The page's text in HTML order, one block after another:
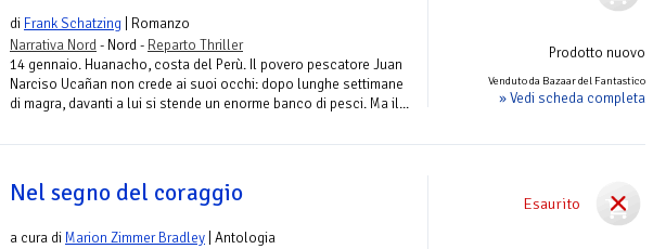
Prodotto nuovo
Venduto da Bazaar del Fantastico
» Vedi scheda completa
di Frank Schatzing | Romanzo
Narrativa Nord- Nord - Reparto Thriller
14 gennaio. Huanacho, costa del Perù. Il povero pescatore Juan
Narciso Ucañan non crede ai suoi occhi: dopo lunghe settimane
di magra, davanti a lui si stende un enorme banco di pesci. Ma il...
Esaurito
Nel segno del coraggio
a cura di Marion Zimmer Bradley | Antologia